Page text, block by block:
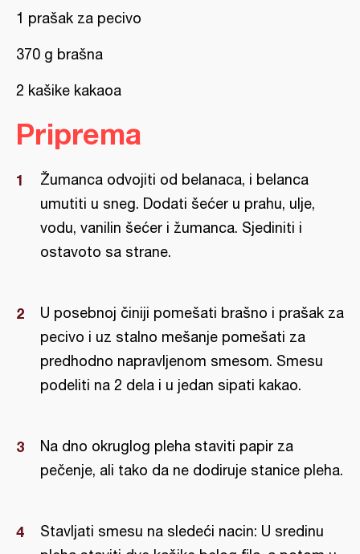
1 prašak za pecivo
370 g brašna
2 kašike kakaoa
Priprema
Žumanca odvojiti od belanaca, i belanca
umutiti u sneg. Dodati šećer u prahu, ulje,
vodu, vanilin šećer i žumanca. Sjediniti i
ostavoto sa strane.
U posebnoj činiji pomešati brašno i prašak za
pecivo i uz stalno mešanje pomešati za
predhodno napravljenom smesom. Smesu
podeliti na 2 dela i u jedan sipati kakao.
Na dno okruglog pleha staviti papir za
pečenje, ali tako da ne dodiruje stanice pleha.
Stavljati smesu na sledeći nacin: U sredinu